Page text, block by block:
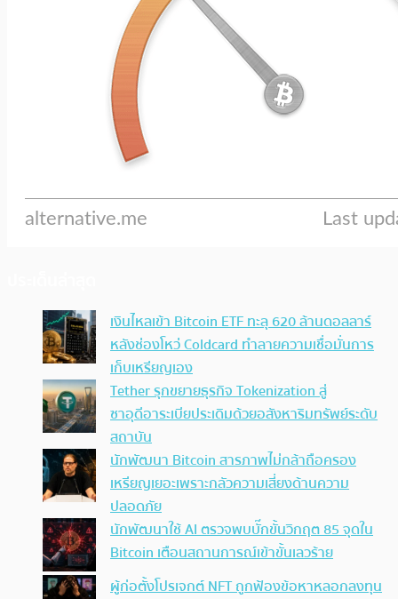
เงินไหลเข้า Bitcoin ETF ทะลุ 620 ล้านดอลลาร์
หลังช่องโหว่ Coldcard ทำลายความเชื่อมั่นการ
เก็บเหรียญเอง
Tether รุกขยายธุรกิจ Tokenization สู่
ซาอุดีอาระเบียประเดิมด้วยอสังหาริมทรัพย์ระดับ
สถาบัน
นักพัฒนา Bitcoin สารภาพไม่กล้าถือครอง
เหรียญเยอะเพราะกลัวความเสี่ยงด้านความ
ปลอดภัย
นักพัฒนาใช้ AI ตรวจพบบั๊กขั้นวิกฤต 85 จุดใน
Bitcoin เตือนสถานการณ์เข้าขั้นเลวร้าย
ผู้ก่อตั้งโปรเจกต์ NFT ถูกฟ้องข้อหาหลอกลงทุน